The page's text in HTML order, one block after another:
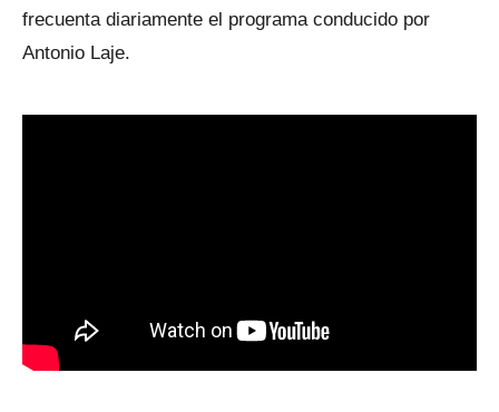
frecuenta diariamente el programa conducido por
Antonio Laje.